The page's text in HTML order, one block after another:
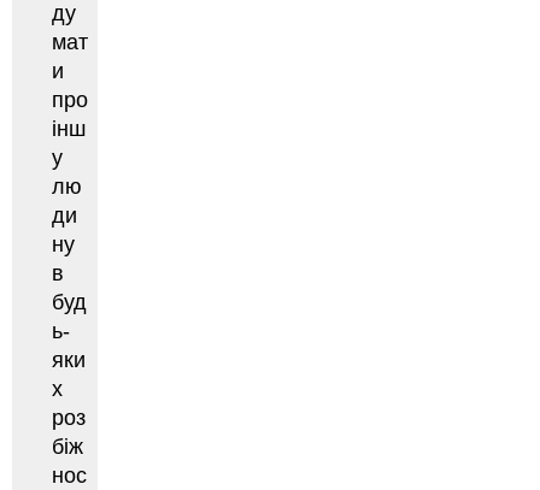
ду
мат
и
про
інш
у
лю
ди
ну
в
буд
ь-
яки
х
роз
біж
нос